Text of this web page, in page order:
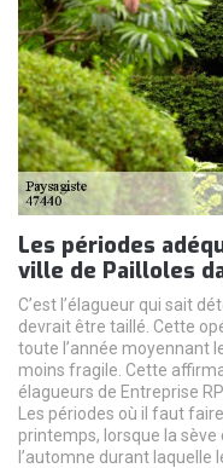
Les périodes
ville de Pailloles
C’est l’élagueur qui sait
devrait être taillé. Cette
toute l’année moyennant
moins fragile. Cette
élagueurs de Entreprise
Les périodes où il faut
printemps, lorsque la
l’automne durant laquelle